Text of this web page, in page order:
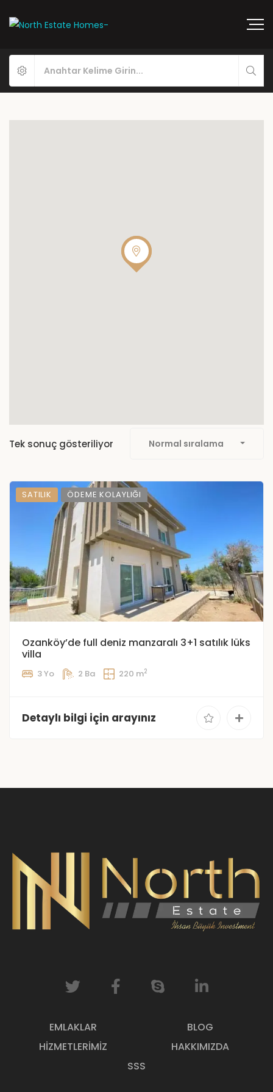
Tek sonuç gösteriliyor Normal sıralama
SATILIK ÖDEME KOLAYLIĞI
Ozanköy’de full deniz manzaralı 3+1 satılık lüks
villa
3 Yo 2 Ba 220 m2
Detaylı bilgi için arayınız
EMLAKLAR
BLOG
HIZMETLERIMIZ
HAKKIMIZDA
SSS